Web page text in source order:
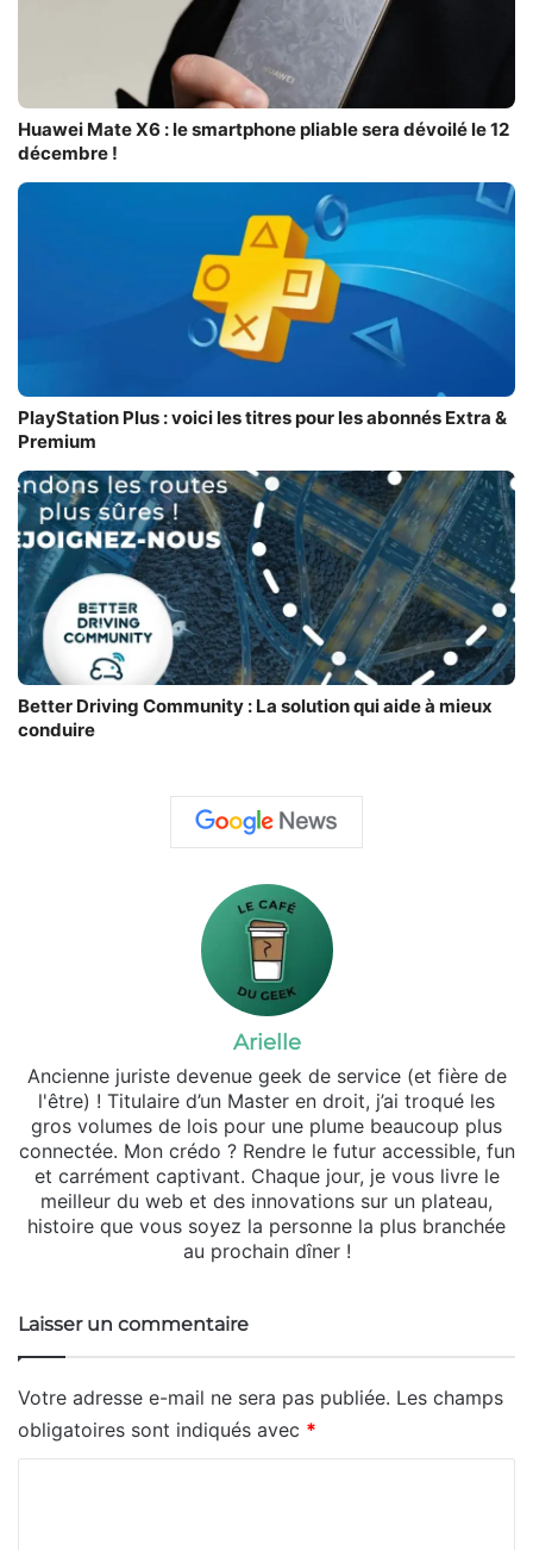
Huawei Mate X6 : le smartphone pliable sera dévoilé le 12
décembre !
PlayStation Plus : voici les titres pour les abonnés Extra &
Premium
Better Driving Community : La solution qui aide à mieux
conduire
Arielle
Ancienne juriste devenue geek de service (et fière de
l'être) ! Titulaire d’un Master en droit, j’ai troqué les
gros volumes de lois pour une plume beaucoup plus
connectée. Mon crédo ? Rendre le futur accessible, fun
et carrément captivant. Chaque jour, je vous livre le
meilleur du web et des innovations sur un plateau,
histoire que vous soyez la personne la plus branchée
au prochain dîner !
Laisser un commentaire
Votre adresse e-mail ne sera pas publiée. Les champs
obligatoires sont indiqués avec *